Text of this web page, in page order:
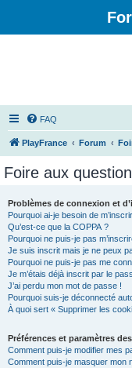
FAQ
PlayFrance Forum
Foire aux
Problèmes de connexion et
Pourquoi ai-je besoin de
Qu’est-ce que la COPPA ?
Pourquoi ne puis-je pas
Je suis inscrit mais je ne peux
Pourquoi ne puis-je pas me
Je m’étais déjà inscrit par le
J’ai perdu mon mot de passe !
Pourquoi suis-je déconnecté
À quoi sert « Supprimer les
Préférences et paramètres
Comment puis-je modifier mes
Comment puis-je masquer mon